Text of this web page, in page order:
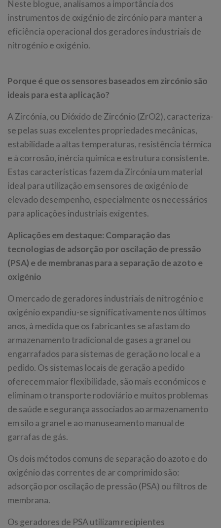
Neste blogue, analisamos a importância dos
instrumentos de oxigénio de zircónio para manter a
eficiência operacional dos geradores industriais de
nitrogénio e oxigénio.
Porque é que os sensores baseados em zircónio são
ideais para esta aplicação?
A Zircónia, ou Dióxido de Zircónio (ZrO2), caracteriza-
se pelas suas excelentes propriedades mecânicas,
estabilidade a altas temperaturas, resistência térmica
e à corrosão, inércia química e estrutura consistente.
Estas características fazem da Zircónia um material
ideal para utilização em sensores de oxigénio de
elevado desempenho, especialmente os necessários
para aplicações industriais exigentes.
Aplicações em destaque: Comparação das
tecnologias de adsorção por oscilação de pressão
(PSA) e de membranas para a separação de azoto e
oxigénio
O mercado de geradores industriais de nitrogénio e
oxigénio expandiu-se significativamente nos últimos
anos, à medida que os fabricantes se afastam do
armazenamento tradicional de gases a granel ou
engarrafados para sistemas de geração no local e a
pedido. Os sistemas locais de geração a pedido
oferecem maior flexibilidade, são mais económicos e
eliminam o transporte rodoviário e muitos problemas
de saúde e segurança associados ao armazenamento
em silo a granel e ao manuseamento manual de
garrafas de gás.
Os dois métodos comuns de separação do azoto e do
oxigénio das correntes de ar comprimido são:
adsorção por oscilação de pressão (PSA) ou filtros de
membrana.
Os geradores de PSA utilizam recipientes